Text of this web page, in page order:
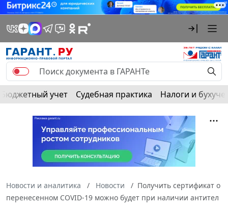
Бюджетный учет Судебная практика Налоги и
Новости и аналитика Новости
Получить сертификат о
перенесенном COVID-19 можно будет при наличии антител